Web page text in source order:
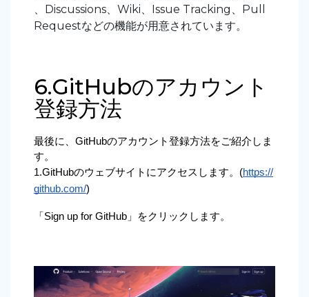
、Discussions、Wiki、Issue Tracking、Pull
Requestなどの機能が用意されています。
6.GitHubのアカウント
登録方法
最後に、GitHubのアカウント登録方法をご紹介しま
す。
1.GitHubのウェブサイトにアクセスします。(https://
github.com/)
「Sign up for GitHub」をクリックします。